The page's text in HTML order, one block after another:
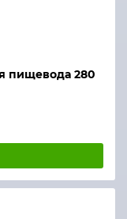
пищевода 280